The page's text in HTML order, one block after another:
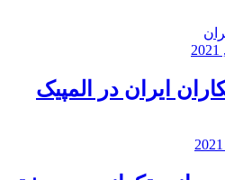
ایران در المپیک